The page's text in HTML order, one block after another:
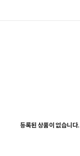
등록된 상품이 없습니다.